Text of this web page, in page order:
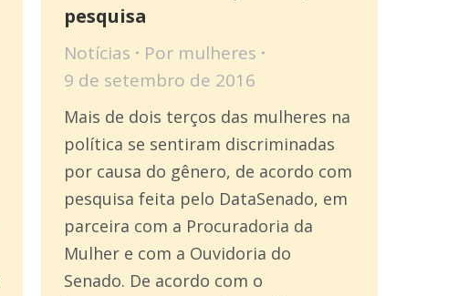
pesquisa
Notícias Por mulheres
9 de setembro de 2016
Mais de dois terços das mulheres na
política se sentiram discriminadas
por causa do gênero, de acordo com
pesquisa feita pelo DataSenado, em
parceira com a Procuradoria da
Mulher e com a Ouvidoria do
Senado. De acordo com o